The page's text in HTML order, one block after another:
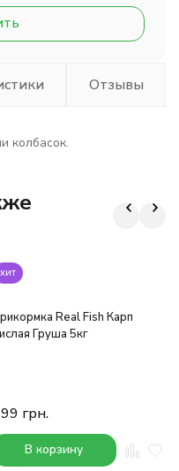
Отзывы
колбасок.
хит
Real Fish Карп
Груша 5кг
грн.
В корзину